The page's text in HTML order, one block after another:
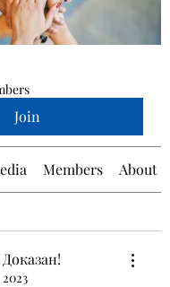
Join
Members About